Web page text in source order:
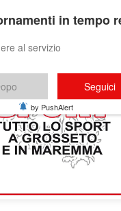
in tempo
al servizio
Seguici
by PushAlert